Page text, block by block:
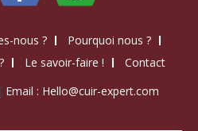
nous ?
Pourquoi nous ?
Le savoir-faire !
Contact
Email : Hello@cuir-expert.com